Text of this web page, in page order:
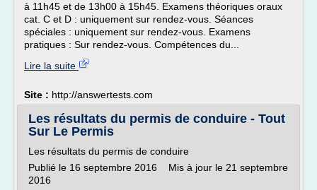
à 11h45 et de 13h00 à 15h45. Examens théoriques oraux
cat. C et D : uniquement sur rendez-vous. Séances
spéciales : uniquement sur rendez-vous. Examens
pratiques : Sur rendez-vous. Compétences du...
Lire la suite
Site : http://answertests.com
Les résultats du permis de conduire - Tout
Sur Le Permis
Les résultats du permis de conduire
Publié le 16 septembre 2016 Mis à jour le 21 septembre
2016